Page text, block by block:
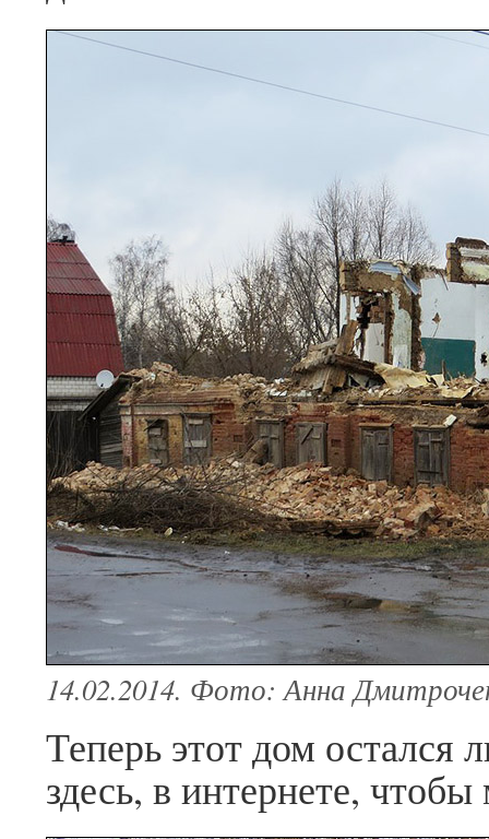
14.02.2014. Фото: Анна
Теперь этот дом остался
здесь, в интернете,